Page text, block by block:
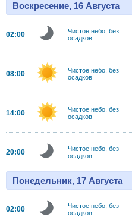
Воскресение, 16 Августа
02:00
Чистое небо, без
осадков
08:00
Чистое небо, без
осадков
14:00
Чистое небо, без
осадков
20:00
Чистое небо, без
осадков
Понедельник, 17 Августа
02:00
Чистое небо, без
осадков